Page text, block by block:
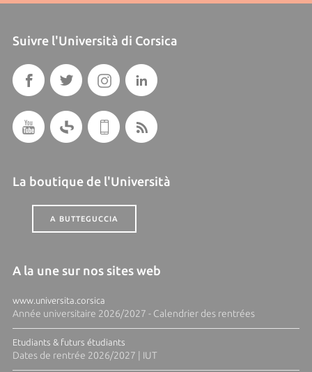
Suivre l'Università di Corsica
La boutique de l'Università
A BUTTEGUCCIA
A la une sur nos sites web
www.universita.corsica
Année universitaire 2026/2027 - Calendrier des rentrées
Etudiants & futurs étudiants
Dates de rentrée 2026/2027 | IUT